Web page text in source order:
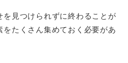
見つけられずに終わることが
たくさん集めておく必要があ